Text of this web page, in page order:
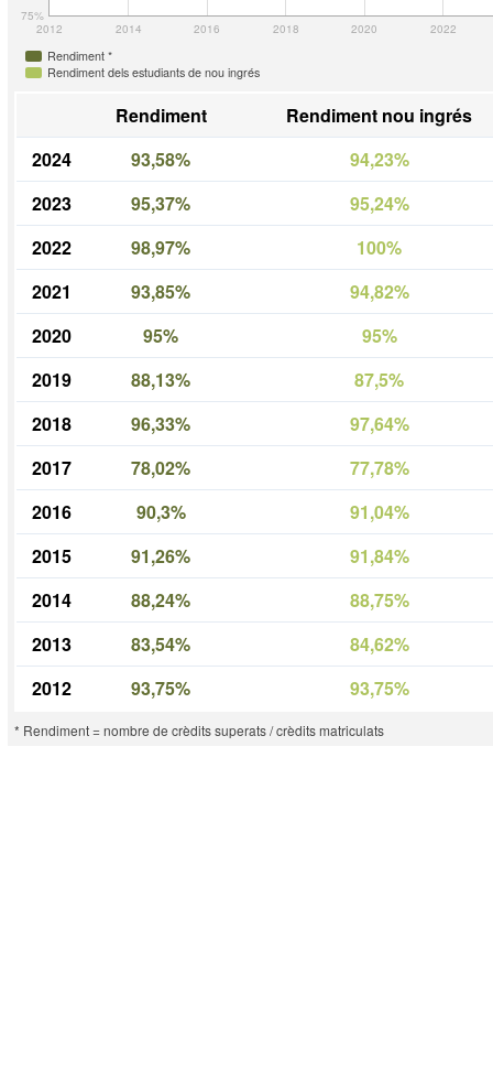
2012 2014 2016 2018 2020 2022
75%
Rendiment *
Rendiment dels estudiants de nou ingrés
Rendiment
Rendiment nou ingrés
2024
93,58%
94,23%
2023
95,37%
95,24%
2022
98,97%
100%
2021
93,85%
94,82%
2020
95%
95%
2019
88,13%
87,5%
2018
96,33%
97,64%
2017
78,02%
77,78%
2016
90,3%
91,04%
2015
91,26%
91,84%
2014
88,24%
88,75%
2013
83,54%
84,62%
2012
93,75% 93,75%
* Rendiment = nombre de crèdits superats / crèdits matriculats